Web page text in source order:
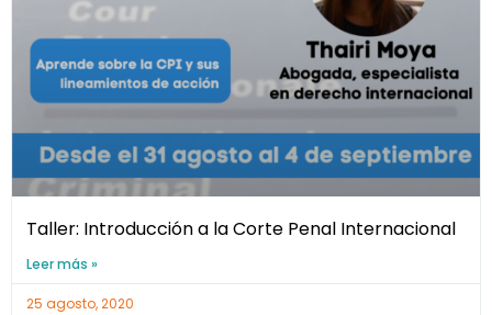
Taller: Introducción a la Corte Penal Internacional
Leer más »
25 agosto, 2020